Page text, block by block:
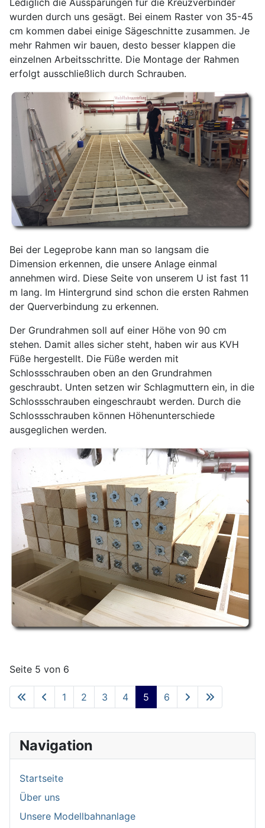
Lediglich die Aussparungen für die Kreuzverbinder
wurden durch uns gesägt. Bei einem Raster von 35-45
cm kommen dabei einige Sägeschnitte zusammen. Je
mehr Rahmen wir bauen, desto besser klappen die
einzelnen Arbeitsschritte. Die Montage der Rahmen
erfolgt ausschließlich durch Schrauben.
Bei der Legeprobe kann man so langsam die
Dimension erkennen, die unsere Anlage einmal
annehmen wird. Diese Seite von unserem U ist fast 11
m lang. Im Hintergrund sind schon die ersten Rahmen
der Querverbindung zu erkennen.
Der Grundrahmen soll auf einer Höhe von 90 cm
stehen. Damit alles sicher steht, haben wir aus KVH
Füße hergestellt. Die Füße werden mit
Schlossschrauben oben an den Grundrahmen
geschraubt. Unten setzen wir Schlagmuttern ein, in die
Schlossschrauben eingeschraubt werden. Durch die
Schlossschrauben können Höhenunterschiede
ausgeglichen werden.
Seite 5 von 6
1 2 3 4 5 6
Navigation
Startseite
Über uns
Unsere Modellbahnanlage